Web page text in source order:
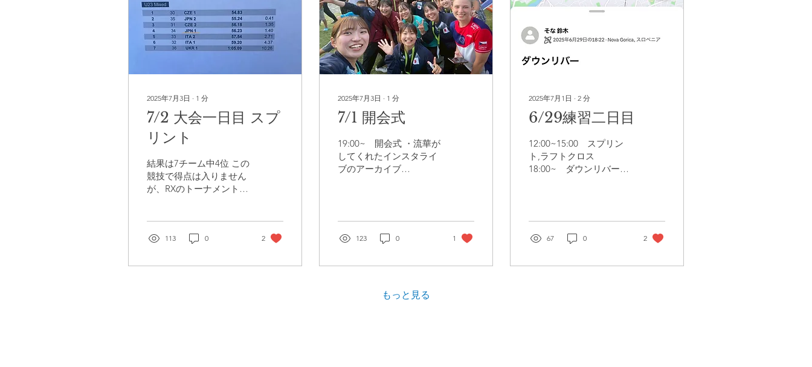
2025年7月3日 ∙ 1 分
7/2 大会一日目 スプ
リント
結果は7チーム中4位 この
競技で得点は入りません
が、RXのトーナメントが
しくも４位という結果と
（私たちはJPN1です）
113 0 2
2025年7月3日 ∙ 1 分
7/1 開会式
19:00~ 開会式 ・流華が
してくれたインスタライ
ブのアーカイブ
...
123 0 1
2025年7月1日 ∙ 2 分
6/29練習二日目
12:00~15:00 スプリン
ト,ラフトクロス
18:00~ ダウンリバー
v=dsNgpJS2C3A スラロ
ームとラフトクロスの練
習をする予定でしたが、
67 0 2
もっと見る